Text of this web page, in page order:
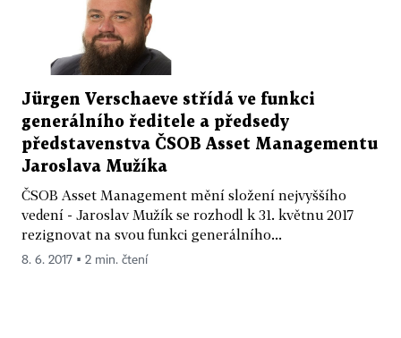
Jürgen Verschaeve střídá ve funkci
generálního ředitele a předsedy
představenstva ČSOB Asset Managementu
Jaroslava Mužíka
ČSOB Asset Management mění složení nejvyššího
vedení - Jaroslav Mužík se rozhodl k 31. květnu 2017
rezignovat na svou funkci generálního...
8. 6. 2017 ▪ 2 min. čtení